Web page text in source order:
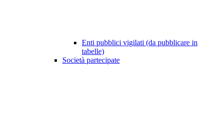
Enti pubblici vigilati (da pubblicare in
tabelle)
Società partecipate